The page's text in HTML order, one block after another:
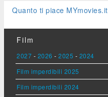
Quanto ti piace MYmovies.it
Film
2027 - 2026 - 2025 - 2024
Film imperdibili 2025
Film imperdibili 2024